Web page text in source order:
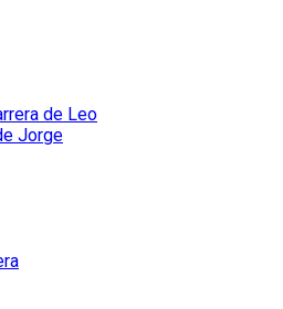
de Leo
Jorge